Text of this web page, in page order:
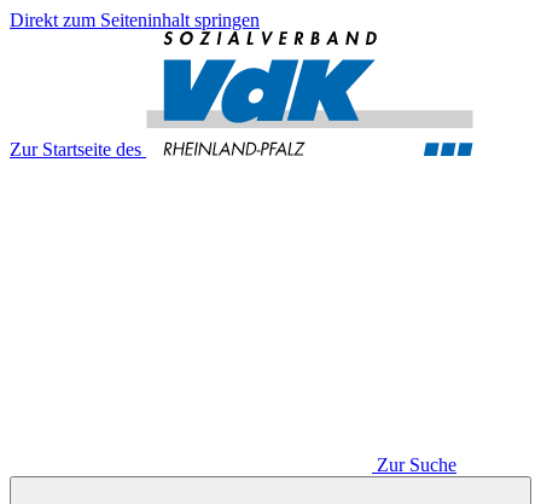
Direkt zum Seiteninhalt springen
Zur Startseite des
Zur Suche